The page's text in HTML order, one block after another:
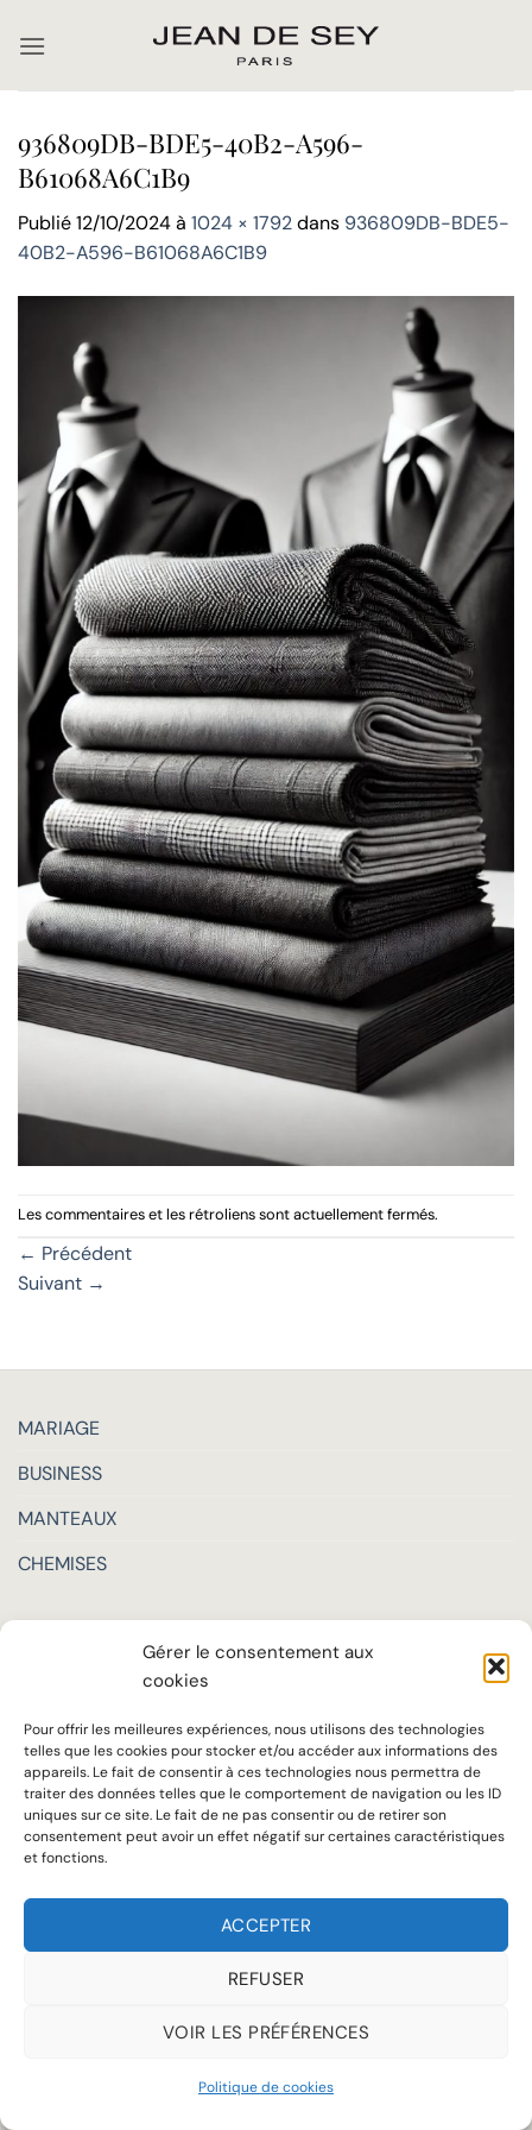
Gérer le consentement aux
cookies
Pour offrir les meilleures expériences, nous utilisons des technologies
telles que les cookies pour stocker et/ou accéder aux informations des
appareils. Le fait de consentir à ces technologies nous permettra de
traiter des données telles que le comportement de navigation ou les ID
uniques sur ce site. Le fait de ne pas consentir ou de retirer son
consentement peut avoir un effet négatif sur certaines caractéristiques
et fonctions.
ACCEPTER
REFUSER
VOIR LES PRÉFÉRENCES
Politique de cookies
936809DB-BDE5-40B2-A596-
B61068A6C1B9
Publié12/10/2024à 1024 × 1792dans 936809DB-BDE5-
40B2-A596-B61068A6C1B9
Les commentaires et les rétroliens sont actuellement fermés.
← Précédent
Suivant →
MARIAGE
BUSINESS
MANTEAUX
CHEMISES
SUR MESURE
SAVOIR-FAIRE
Notre ADN
cœur de notre approche pour offrir à chaque client une expérience à la
Copyright 2026 © Jean de Sey tous droits réservés